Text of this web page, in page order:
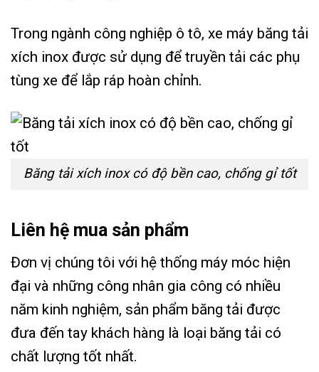
Trong ngành công nghiệp ô tô, xe máy băng tải
xích inox được sử dụng để truyền tải các phụ
tùng xe để lắp ráp hoàn chỉnh.
Băng tải xích inox có độ bền cao, chống gỉ tốt
Liên hệ mua sản phẩm
Đơn vị chúng tôi với hệ thống máy móc hiện
đại và những công nhân gia công có nhiều
năm kinh nghiệm, sản phẩm băng tải được
đưa đến tay khách hàng là loại băng tải có
chất lượng tốt nhất.